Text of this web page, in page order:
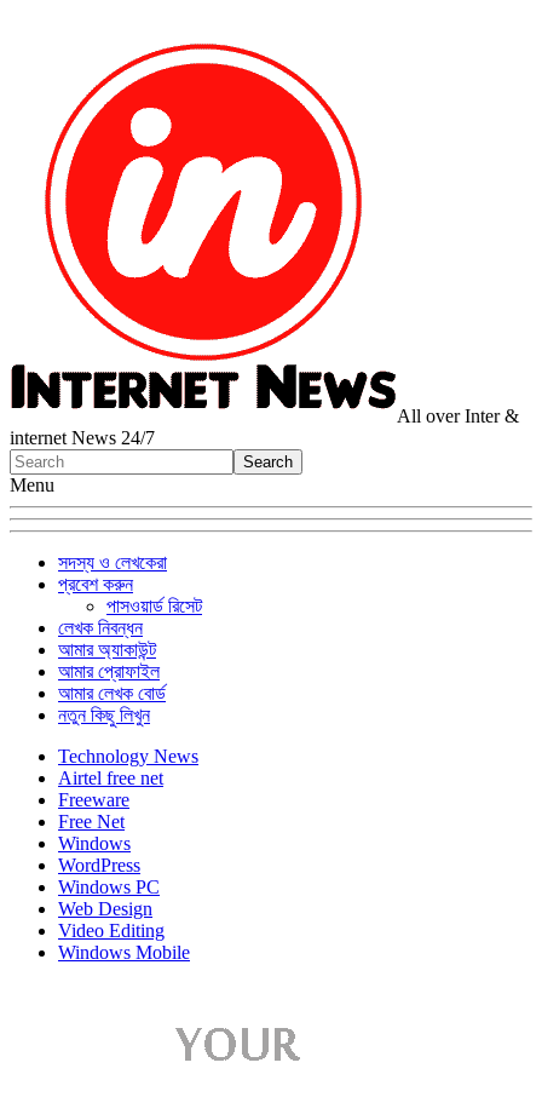
All over Inter &
internet News 24/7
Menu
সদস্য ও লেখকেরা
প্রবেশ করুন
পাসওয়ার্ড রিসেট
লেখক নিবন্ধন
আমার অ্যাকাউন্ট
আমার প্রোফাইল
আমার লেখক বোর্ড
নতুন কিছু লিখুন
Technology News
Airtel free net
Freeware
Free Net
Windows
WordPress
Windows PC
Web Design
Video Editing
Windows Mobile